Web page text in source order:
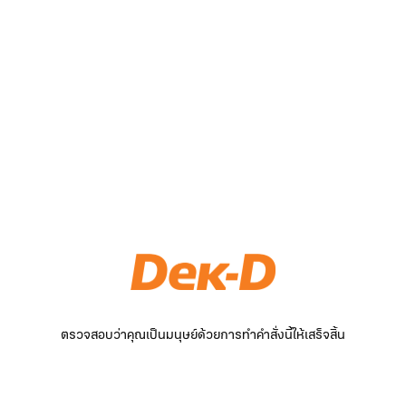
ตรวจสอบว่าคุณเป็นมนุษย์ด้วยการทำคำสั่งนี้ให้เสร็จสิ้น